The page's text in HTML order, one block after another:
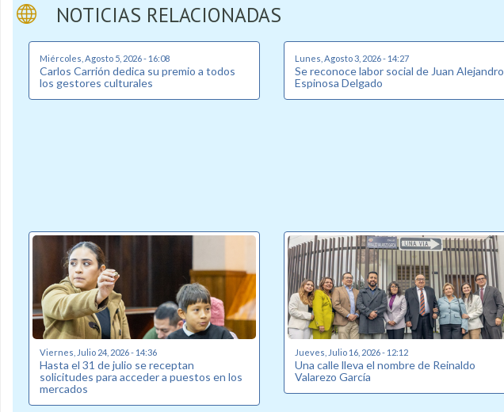
NOTICIAS RELACIONADAS
Miércoles, Agosto 5, 2026 - 16:08
Carlos Carrión dedica su premio a todos
los gestores culturales
Lunes, Agosto 3, 2026 - 14:27
Se reconoce labor social de Juan Alejandro
Espinosa Delgado
Viernes, Julio 24, 2026 - 14:36
Hasta el 31 de julio se receptan
solicitudes para acceder a puestos en los
mercados
Jueves, Julio 16, 2026 - 12:12
Una calle lleva el nombre de Reinaldo
Valarezo García